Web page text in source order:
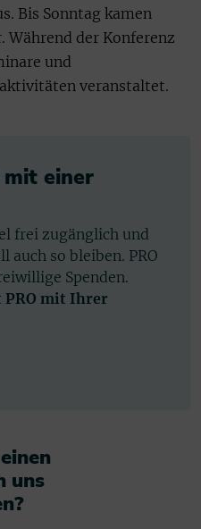
Bis Sonntag kamen
Während der Konferenz
und
veranstaltet.
mit einer
frei zugänglich und
auch so bleiben. PRO
Spenden.
PRO mit Ihrer
uns